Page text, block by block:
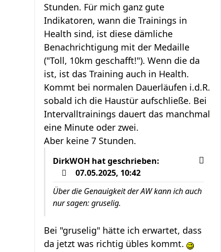
Stunden. Für mich ganz gute
Indikatoren, wann die Trainings in
Health sind, ist diese dämliche
Benachrichtigung mit der Medaille
("Toll, 10km geschafft!"). Wenn die da
ist, ist das Training auch in Health.
Kommt bei normalen Dauerläufen i.d.R.
sobald ich die Haustür aufschließe. Bei
Intervalltrainings dauert das manchmal
eine Minute oder zwei.
Aber keine 7 Stunden.
DirkWOH hat geschrieben:
07.05.2025, 10:42
Über die Genauigkeit der AW kann ich auch
nur sagen: gruselig.
Bei "gruselig" hätte ich erwartet, dass
da jetzt was richtig übles kommt.